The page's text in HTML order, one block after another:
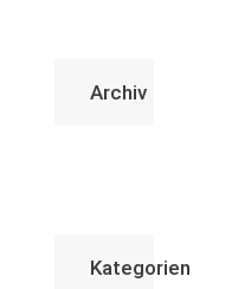
Archiv
Kategorien